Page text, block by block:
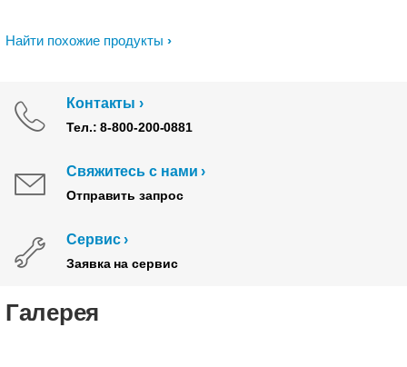
Найти похожие продукты
Контакты
Тел.: 8-800-200-0881
Свяжитесь с нами
Отправить запрос
Сервис
Заявка на сервис
Галерея